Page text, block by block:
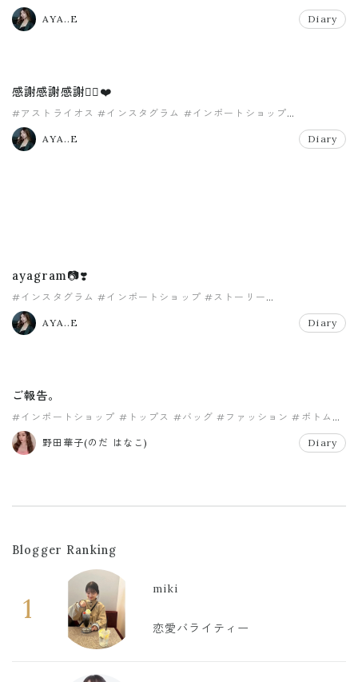
#メンズファッション
AYA..E
Diary
感謝感謝感謝🙇‍♀️❤️
#アストライオス #インスタグラム #インポートショップ
#クラッチバッグ
AYA..E
Diary
ayagram📷❣️
#インスタグラム #インポートショップ #ストーリー
#セレクトショップ
AYA..E
Diary
ご報告。
#インポートショップ #トップス #バッグ #ファッション #ボトム
#ユニセックス
野田華子(のだ はなこ)
Diary
Blogger Ranking
1
miki
恋愛バライティー